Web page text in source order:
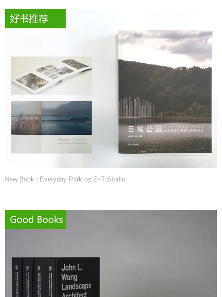
New Book | Everyday Park by Z+T Studio